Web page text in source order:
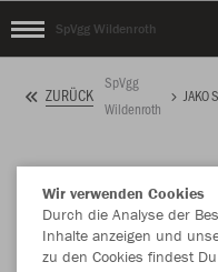
SpVgg Wildenroth
ZURÜCK
SpVgg
Wildenroth
JAKO
Wir verwenden Cookies
Durch die Analyse der
Inhalte anzeigen und
zu den Cookies findest